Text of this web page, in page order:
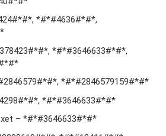
*#*#4636#*#*,
*#*#3646633#*#*,
*#*#2846579159#*#*
*#*#3646633#*#*
– *#*#3646633#*#*